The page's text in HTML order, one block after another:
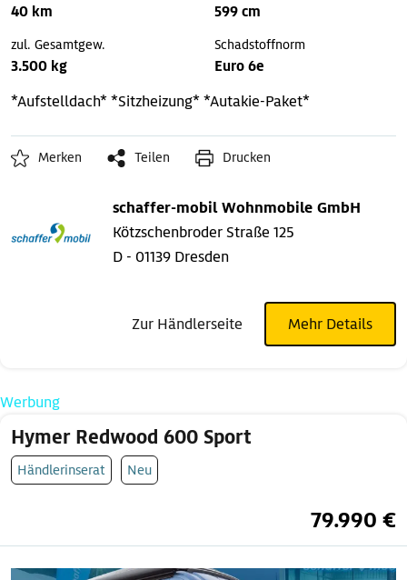
40 km 599 cm
zul. Gesamtgew.
3.500 kg
Schadstoffnorm
Euro 6e
*Aufstelldach**Sitzheizung**Autakie-Paket*
Merken Teilen Drucken
schaffer-mobil Wohnmobile GmbH
Kötzschenbroder Straße 125
D - 01139 Dresden
Zur Händlerseite Mehr Details
Werbung
Hymer Redwood 600 Sport
Händlerinserat Neu
79.990 €